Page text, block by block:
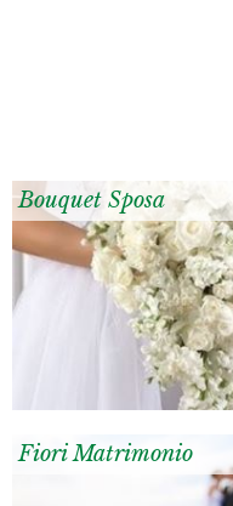
Bouquet Sposa
Fiori Matrimonio